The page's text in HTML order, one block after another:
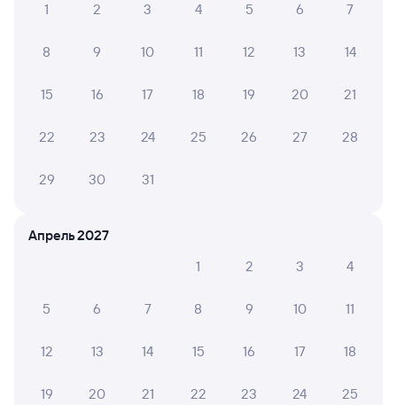
Мы используем cookies для более удобной работы
1
2 3 4 5 6 7
8 9 10 11 12 13 14
15 16 17 18 19 20 21
22 23 24 25 26 27 28
29 30 31
Апрель 2027
1
2 3 4
5 6 7 8 9 10 11
12 13 14 15 16 17 18
19 20 21 22 23 24 25